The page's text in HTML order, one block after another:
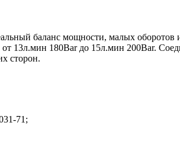
баланс мощности, малых
13л.мин 180Bar до 15л.мин 200Bar.
сторон.
71;